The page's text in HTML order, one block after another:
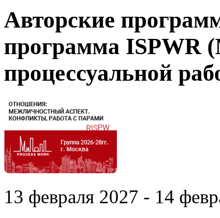
Авторские
программа ISPWR
процессуальной
13 февраля 2027 - 14